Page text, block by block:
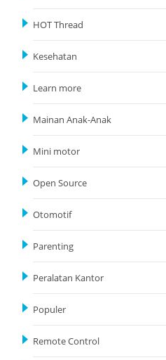
HOT Thread
Kesehatan
Learn more
Mainan Anak-Anak
Mini motor
Open Source
Otomotif
Parenting
Peralatan Kantor
Populer
Remote Control